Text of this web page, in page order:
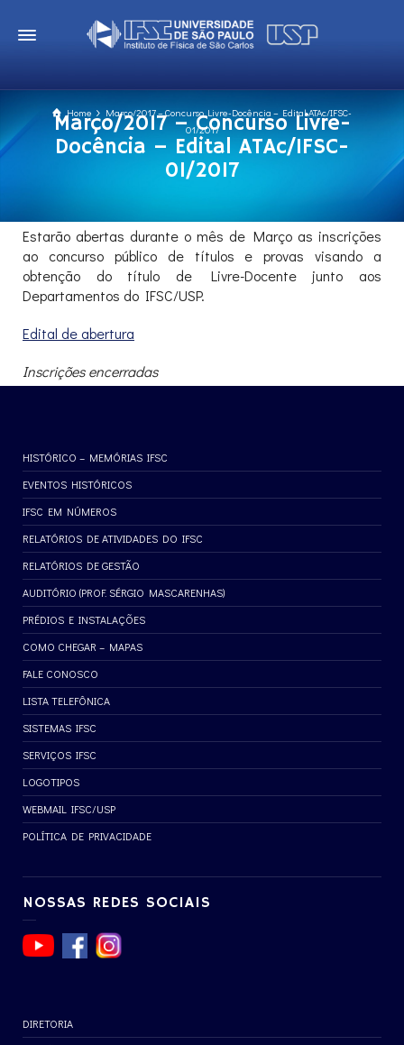
Home
Março/2017 – Concurso Livre-Docência – Edital ATAc/IFSC-
01/2017
Março/2017 – Concurso Livre-
Docência – Edital ATAc/IFSC-
01/2017
Estarão abertas durante o mês de Março as inscrições
ao concurso público de títulos e provas visando a
obtenção do título de Livre-Docente junto aos
Departamentos do IFSC/USP.
Edital de abertura
Inscrições encerradas
HISTÓRICO – MEMÓRIAS IFSC
EVENTOS HISTÓRICOS
IFSC EM NÚMEROS
RELATÓRIOS DE ATIVIDADES DO IFSC
RELATÓRIOS DE GESTÃO
AUDITÓRIO (PROF. SÉRGIO MASCARENHAS)
PRÉDIOS E INSTALAÇÕES
COMO CHEGAR – MAPAS
FALE CONOSCO
LISTA TELEFÔNICA
SISTEMAS IFSC
SERVIÇOS IFSC
LOGOTIPOS
WEBMAIL IFSC/USP
POLÍTICA DE PRIVACIDADE
NOSSAS REDES SOCIAIS
DIRETORIA